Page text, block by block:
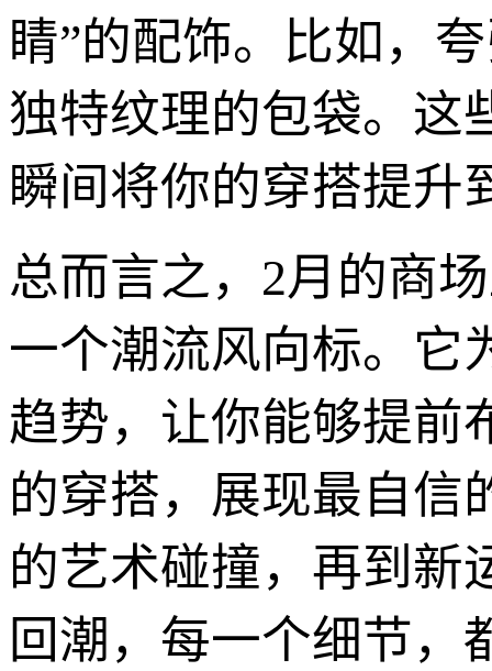
睛”的配饰。比如，
独特纹理的包袋。这
瞬间将你的穿搭提升
总而言之，2月的商
一个潮流风向标。它
趋势，让你能够提前
的穿搭，展现最自信
的艺术碰撞，再到新
回潮，每一个细节，